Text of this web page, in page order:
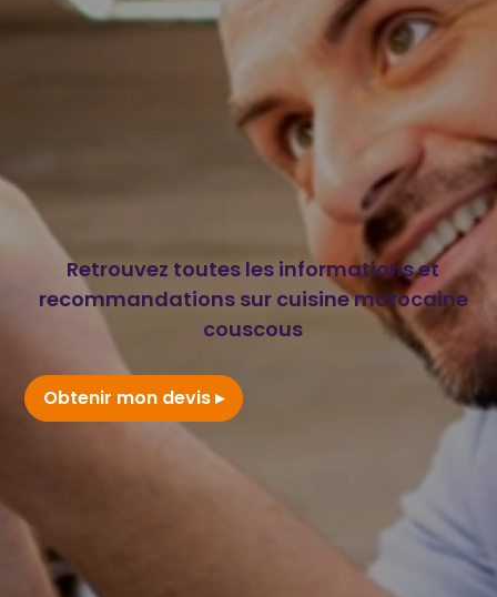
Retrouvez toutes les informations et
recommandations sur cuisine marocaine
couscous
Obtenir mon devis